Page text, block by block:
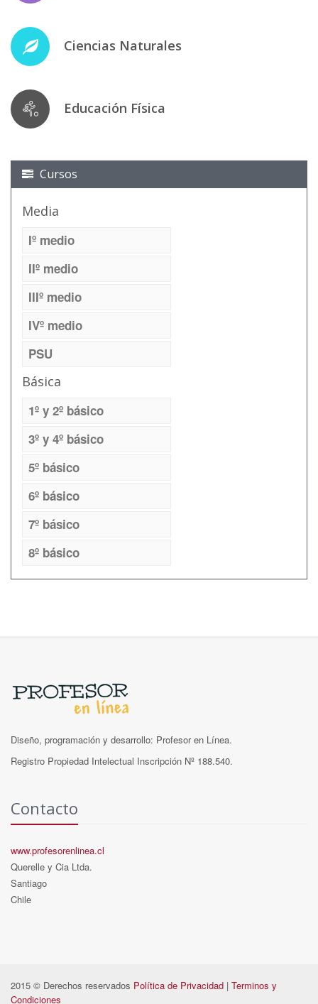
Ciencias Naturales
Educación Física
Cursos
Media
Iº medio
IIº medio
IIIº medio
IVº medio
PSU
Básica
1º y 2º básico
3º y 4º básico
5º básico
6º básico
7º básico
8º básico
Diseño, programación y desarrollo: Profesor en Línea.
Registro Propiedad Intelectual Inscripción Nº 188.540.
Contacto
www.profesorenlinea.cl
Querelle y Cia Ltda.
Santiago
Chile
2015 © Derechos reservados Política de Privacidad | Terminos y
Condiciones